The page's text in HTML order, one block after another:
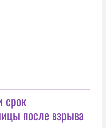
срок
после взрыва